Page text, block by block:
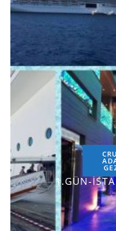
1.GÜN-